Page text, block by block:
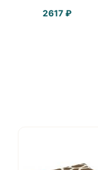
2617 ₽